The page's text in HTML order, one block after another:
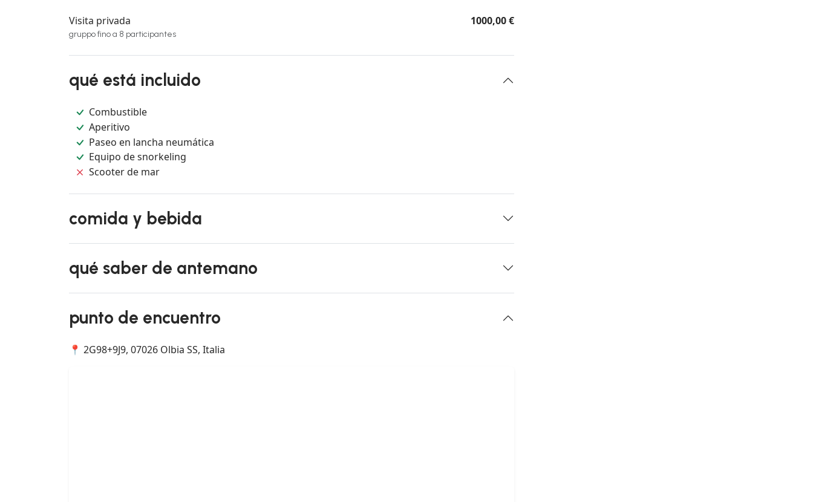
Visita privada
gruppo fino a 8 participantes
1000,00 €
qué está incluido
Combustible
Aperitivo
Paseo en lancha neumática
Equipo de snorkeling
Scooter de mar
comida y bebida
qué saber de antemano
punto de encuentro
📍 2G98+9J9, 07026 Olbia SS, Italia